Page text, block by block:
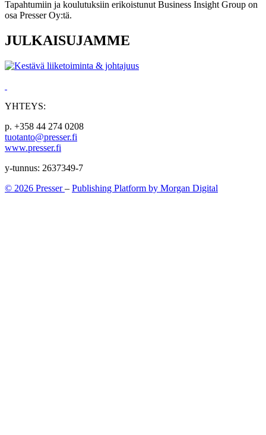
Tapahtumiin ja koulutuksiin erikoistunut Business Insight Group on
osa Presser Oy:tä.
JULKAISUJAMME
YHTEYS:
p. +358 44 274 0208
tuotanto@presser.fi
www.presser.fi
y-tunnus: 2637349-7
© 2026 Presser– Publishing Platform by Morgan Digital